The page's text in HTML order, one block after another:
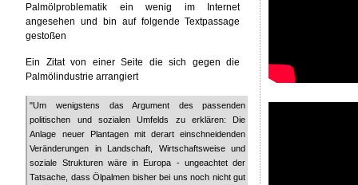
Palmölproblematik ein wenig im Internet
angesehen und bin auf folgende Textpassage
gestoßen
Ein Zitat von einer Seite die sich gegen die
Palmölindustrie arrangiert
"Um wenigstens das Argument des passenden
politischen und sozialen Umfelds zu erklären: Die
Anlage neuer Plantagen mit derart einschneidenden
Veränderungen in Landschaft, Wirtschaftsweise und
soziale Strukturen wäre in Europa - ungeachtet der
Tatsache, dass Ölpalmen bisher bei uns noch nicht gut